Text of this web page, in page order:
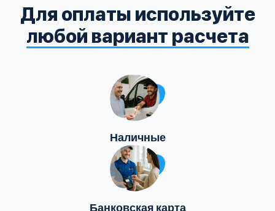
Для оплаты используйте
любой вариант расчета
Наличные
Банковская карта